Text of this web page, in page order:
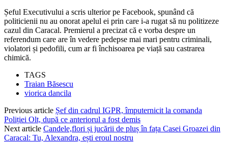
Șeful Executivului a scris ulterior pe Facebook, spunând că
politicienii nu au onorat apelul ei prin care i-a rugat să nu politizeze
cazul din Caracal. Premierul a precizat că e vorba despre un
referendum care are în vedere pedepse mai mari pentru criminali,
violatori și pedofili, cum ar fi închisoarea pe viață sau castrarea
chimică.
TAGS
Traian Băsescu
viorica dancila
Previous article Șef din cadrul IGPR, împuternicit la comanda
Poliției Olt, după ce anteriorul a fost demis
Next article Candele,flori și jucării de pluș în fața Casei Groazei din
Caracal: Tu, Alexandra, ești eroul nostru